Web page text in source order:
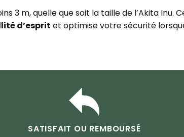
3 m, quelle que soit la taille de l’Akita Inu.
d’esprit et optimise votre sécurité
SATISFAIT OU REMBOURSÉ